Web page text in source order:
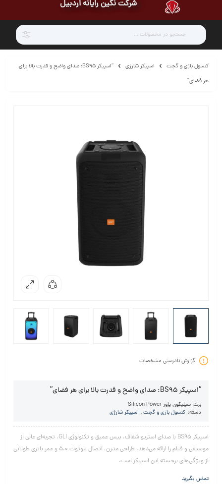
شرکت نگین رایانه اردبیل
کنسول بازی و گجت اسپیکر شارژی
“اسپیکر BS95: صدای واضح و قدرت بالا برای
هر فضای”
گزارش نادرستی مشخصات
“اسپیکر BS95: صدای واضح و قدرت بالا برای هر فضای”
برند: سیلیکون پاور Silicon Power
دسته: کنسول بازی و گجت, اسپیکر شارژی
اسپیکر BS95 با صدای استریو شفاف، بیس عمیق و تکنولوژی GLI، تجربه‌ای عالی از
موسیقی و فیلم را ارائه می‌دهد. طراحی مدرن، اتصال بلوتوث ۵.۰ و عمر باتری طولانی
از ویژگی‌های برجسته این اسپیکر است.
تماس بگیرید